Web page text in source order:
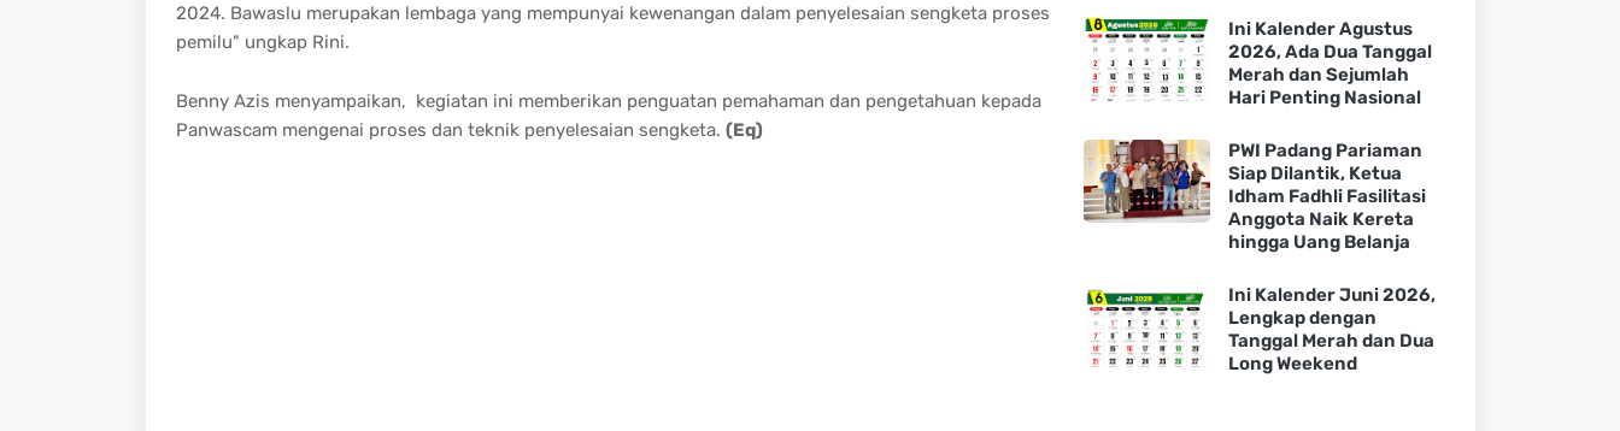
2024. Bawaslu merupakan lembaga yang mempunyai kewenangan dalam penyelesaian sengketa proses
pemilu" ungkap Rini.
Benny Azis menyampaikan, kegiatan ini memberikan penguatan pemahaman dan pengetahuan kepada
Panwascam mengenai proses dan teknik penyelesaian sengketa. (Eq)
Ini Kalender Agustus
2026, Ada Dua Tanggal
Merah dan Sejumlah
Hari Penting Nasional
PWI Padang Pariaman
Siap Dilantik, Ketua
Idham Fadhli Fasilitasi
Anggota Naik Kereta
hingga Uang Belanja
Ini Kalender Juni 2026,
Lengkap dengan
Tanggal Merah dan Dua
Long Weekend